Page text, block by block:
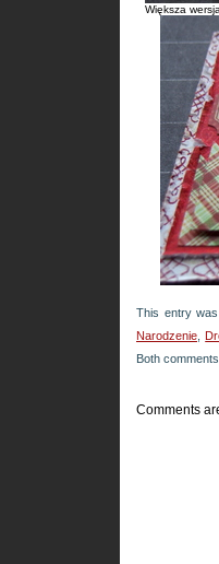
Większa wersja
This entry
Narodzenie
Both
Comments